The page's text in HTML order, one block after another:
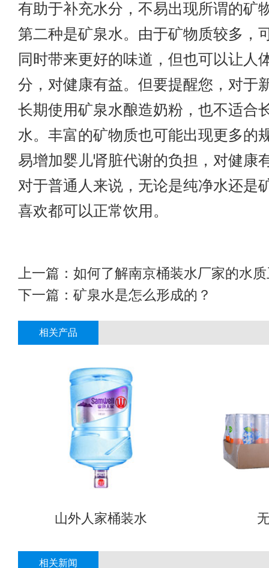
有助于补充水分，不易出现所谓的矿
第二种是矿泉水。由于矿物质较多，
同时带来更好的味道，但也可以让人
分，对健康有益。但要提醒您，对于
长期使用矿泉水酿造奶粉，也不适合
水。丰富的矿物质也可能出现更多的
易增加婴儿肾脏代谢的负担，对健康
对于普通人来说，无论是纯净水还是
喜欢都可以正常饮用。
上一篇： 如何了解南京桶装水厂家的水
下一篇： 矿泉水是怎么形成的？
相关产品
山外人家桶装水
相关新闻